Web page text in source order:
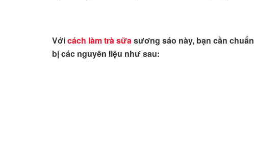
Vớicách làm trà sữasương sáo này, bạn cần chuẩn
bị các nguyên liệu như sau: